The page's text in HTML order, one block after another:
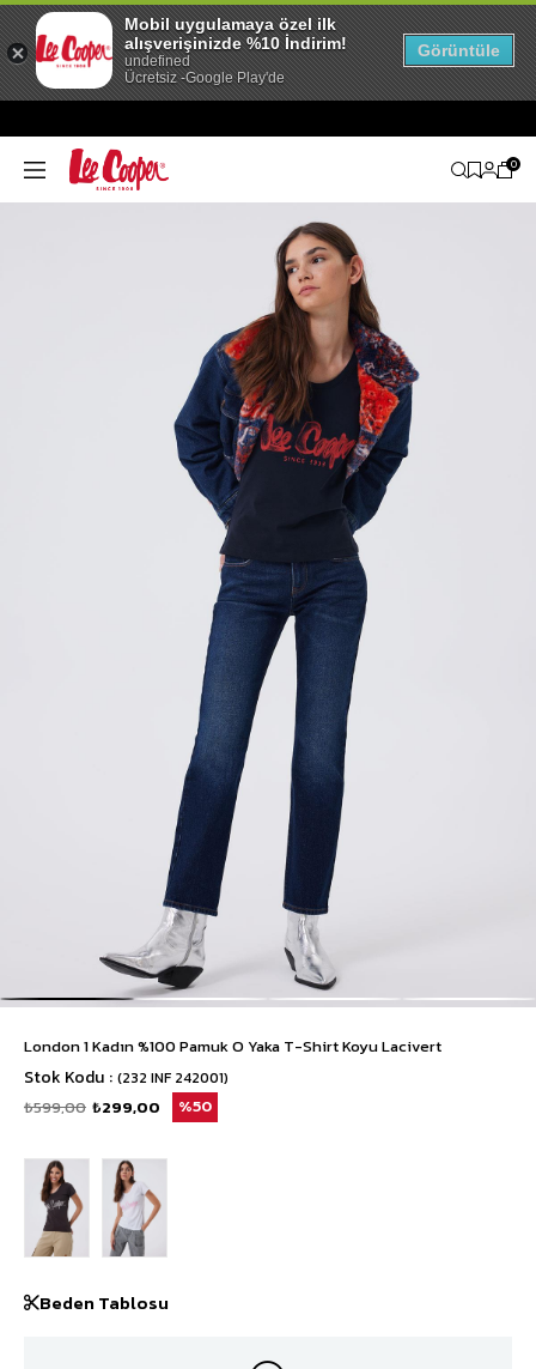
0
London 1 Kadın %100 Pamuk O Yaka T-Shirt Koyu Lacivert
Stok Kodu (232 INF 242001)
₺599,00 ₺299,00 50
Beden Tablosu
Mobil uygulamaya özel ilk
alışverişinizde %10 İndirim!
undefined
Ücretsiz -Google Play'de
Görüntüle